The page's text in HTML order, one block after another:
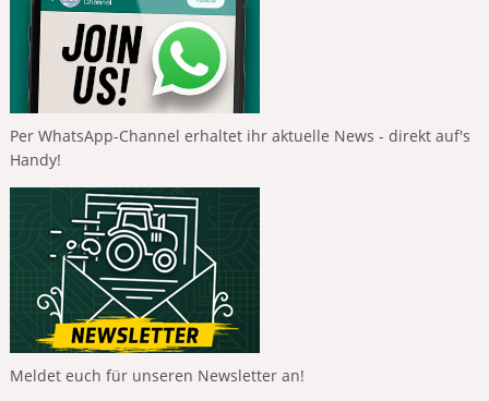
Per WhatsApp-Channel erhaltet ihr aktuelle News - direkt auf's
Handy!
Meldet euch für unseren Newsletter an!